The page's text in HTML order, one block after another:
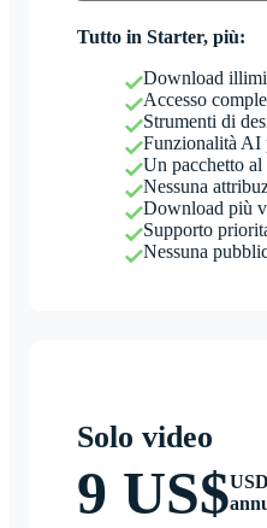
Tutto in Starter, più:
Download
Accesso
Strumenti di
Funzionalità AI
Un pacchetto al
Nessuna
Download più
Supporto
Nessuna
Solo video
9 US$